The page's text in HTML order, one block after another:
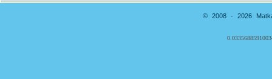
© 2008 - 2026